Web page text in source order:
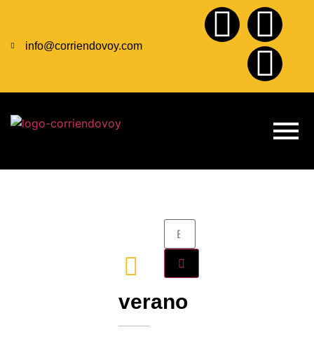
info@corriendovoy.com
verano